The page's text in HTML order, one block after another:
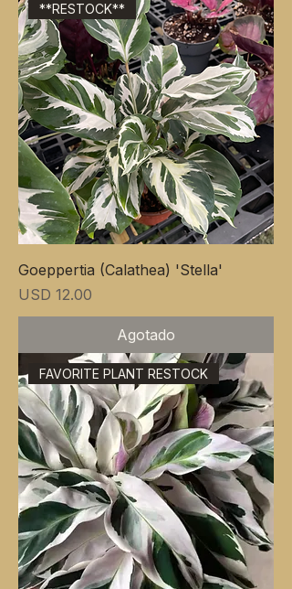
**RESTOCK**
Goeppertia (Calathea) 'Stella'
Precio
USD 12.00
Agotado
FAVORITE PLANT RESTOCK